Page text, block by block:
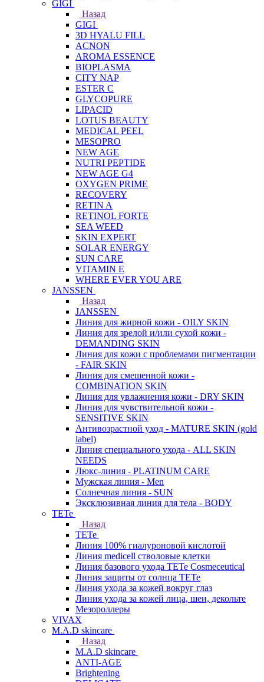
GIGI
Назад
GIGI
3D HYALU FILL
ACNON
AROMA ESSENCE
BIOPLASMA
CITY NAP
ESTER C
GLYCOPURE
LIPACID
LOTUS BEAUTY
MEDICAL PEEL
MESOPRO
NEW AGE
NUTRI PEPTIDE
NEW AGE G4
OXYGEN PRIME
RECOVERY
RETIN A
RETINOL FORTE
SEA WEED
SKIN EXPERT
SOLAR ENERGY
SUN CARE
VITAMIN E
WHERE EVER YOU ARE
JANSSEN
Назад
JANSSEN
Линия для жирной кожи - OILY SKIN
Линия для зрелой и/или сухой кожи -
DEMANDING SKIN
Линия для кожи с проблемами пигментации
- FAIR SKIN
Линия для смешенной кожи -
COMBINATION SKIN
Линия для увлажнения кожи - DRY SKIN
Линия для чувствительной кожи -
SENSITIVE SKIN
Антивозрастной уход - MATURE SKIN (gold
label)
Линия специального ухода - ALL SKIN
NEEDS
Люкс-линия - PLATINUM CARE
Мужская линия - Men
Солнечная линия - SUN
Эксклюзивная линия для тела - BODY
TETe
Назад
TETe
Линия 100% гиалуроновой кислотой
Линия medicell стволовые клетки
Линия базового ухода TETe Cosmeceutical
Линия защиты от солнца TETe
Линия ухода за кожей вокруг глаз
Линия ухода за кожей лица, шеи, декольте
Мезороллеры
VIVAX
M.A.D skincare
Назад
M.A.D skincare
ANTI-AGE
Brightening